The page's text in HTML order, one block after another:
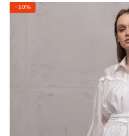
−10%